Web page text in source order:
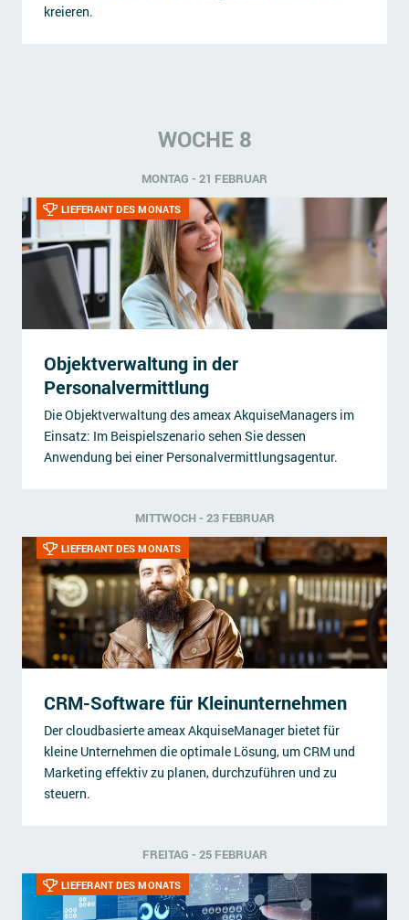
kreieren.
WOCHE 8
MONTAG - 21 FEBRUAR
LIEFERANT DES MONATS
Objektverwaltung in der
Personalvermittlung
Die Objektverwaltung des ameax AkquiseManagers im
Einsatz: Im Beispielszenario sehen Sie dessen
Anwendung bei einer Personalvermittlungsagentur.
MITTWOCH - 23 FEBRUAR
LIEFERANT DES MONATS
CRM-Software für Kleinunternehmen
Der cloudbasierte ameax AkquiseManager bietet für
kleine Unternehmen die optimale Lösung, um CRM und
Marketing effektiv zu planen, durchzuführen und zu
steuern.
FREITAG - 25 FEBRUAR
LIEFERANT DES MONATS